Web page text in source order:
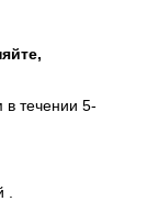
в течении 5-